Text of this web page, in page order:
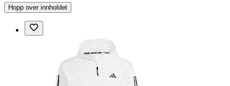
Hopp over innholdet